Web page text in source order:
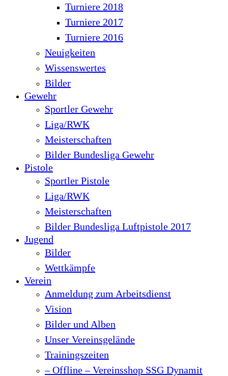
Turniere 2018
Turniere 2017
Turniere 2016
Neuigkeiten
Wissenswertes
Bilder
Gewehr
Sportler Gewehr
Liga/RWK
Meisterschaften
Bilder Bundesliga Gewehr
Pistole
Sportler Pistole
Liga/RWK
Meisterschaften
Bilder Bundesliga Luftpistole 2017
Jugend
Bilder
Wettkämpfe
Verein
Anmeldung zum Arbeitsdienst
Vision
Bilder und Alben
Unser Vereinsgelände
Trainingszeiten
– Offline – Vereinsshop SSG Dynamit